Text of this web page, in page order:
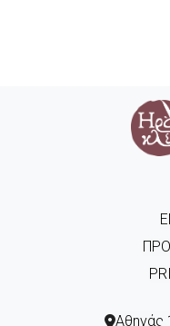
Αθηνάς